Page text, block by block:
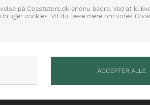
på Coaststore.dk endnu bedre. Ved at
cookies. Vil du læse mere om vores